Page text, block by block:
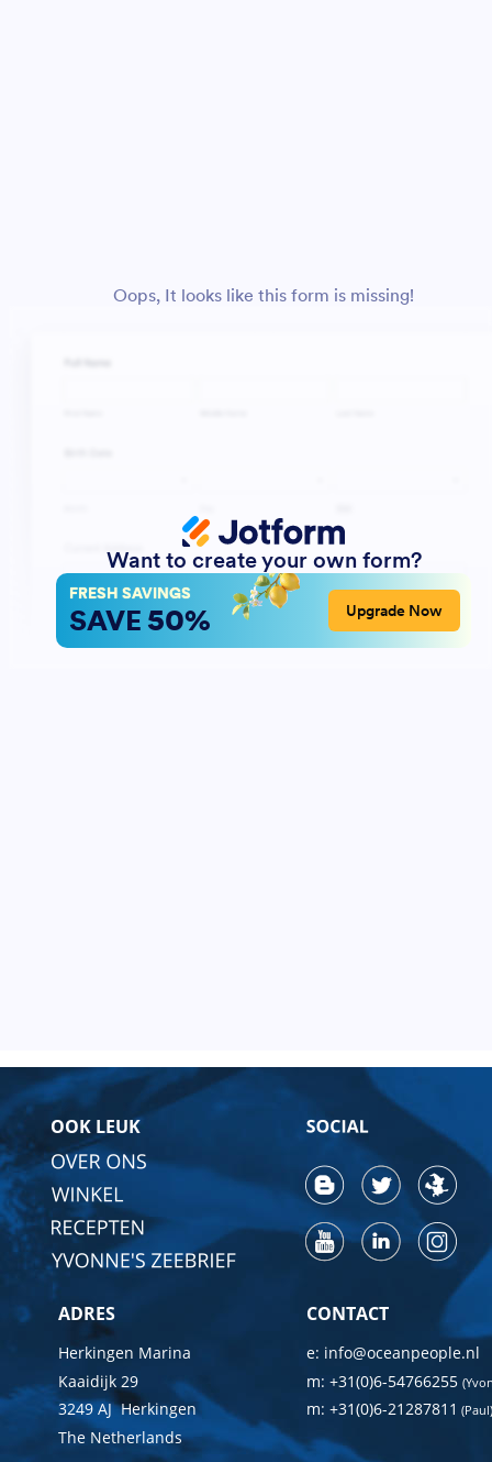
OOK LEUK
ADRES
Herkingen Marina
Kaaidijk 29
3249 AJ  Herkingen
The Netherlands
CONTACT
e: info@oceanpeople.nl
m: +31(0)6-54766255
m: +31(0)6-21287811 (Paul)